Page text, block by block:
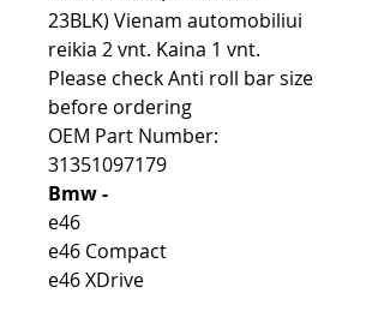
23BLK) Vienam automobiliui
reikia 2 vnt. Kaina 1 vnt.
Please check Anti roll bar size
before ordering
OEM Part Number:
31351097179
Bmw -
e46
e46 Compact
e46 XDrive